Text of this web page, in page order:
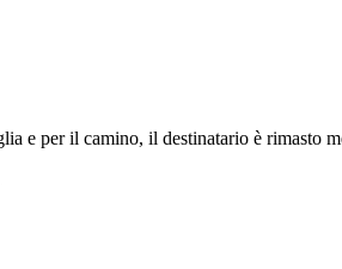
e per il camino, il destinatario è rimasto